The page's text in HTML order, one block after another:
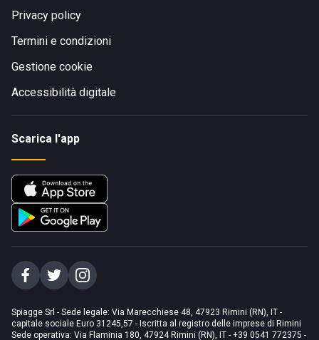
Privacy policy
Termini e condizioni
Gestione cookie
Accessibilità digitale
Scarica l'app
Spiagge Srl - Sede legale: Via Marecchiese 48, 47923 Rimini (RN), IT -
capitale sociale Euro 31245,57 - Iscritta al registro delle imprese di Rimini
Sede operativa: Via Flaminia 180, 47924 Rimini (RN), IT - +39 0541 772375 -